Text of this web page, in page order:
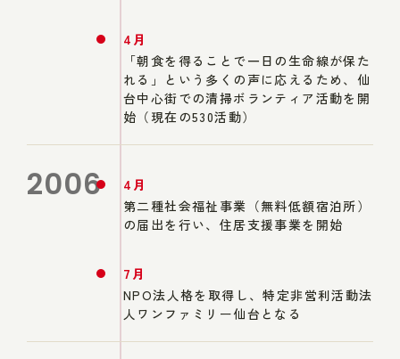
4月
「朝食を得ることで一日の生命線が保た
れる」という多くの声に応えるため、仙
台中心街での清掃ボランティア活動を開
始（現在の530活動）
2006
4月
第二種社会福祉事業（無料低額宿泊所）
の届出を行い、住居支援事業を開始
7月
NPO法人格を取得し、特定非営利活動法
人ワンファミリー仙台となる